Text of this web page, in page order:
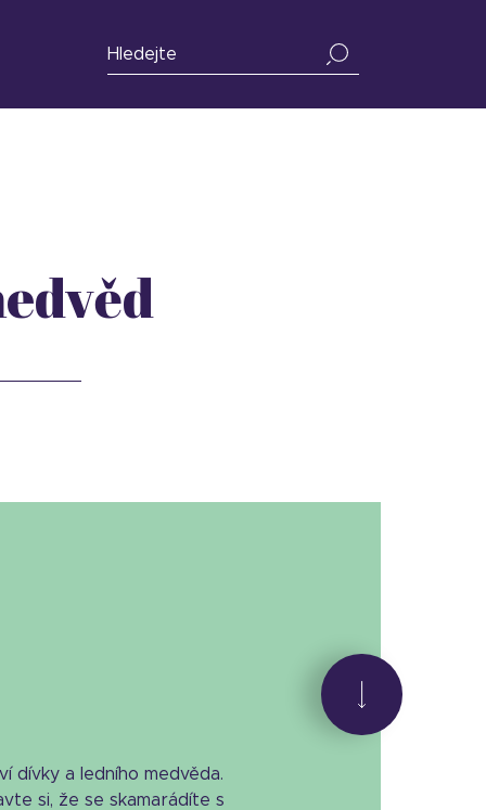
dívky a ledního medvěda.
si, že se skamarádíte s